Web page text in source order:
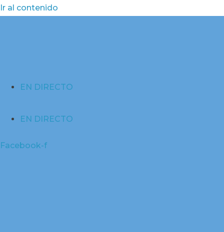
Ir al contenido
EN DIRECTO
EN DIRECTO
Facebook-f